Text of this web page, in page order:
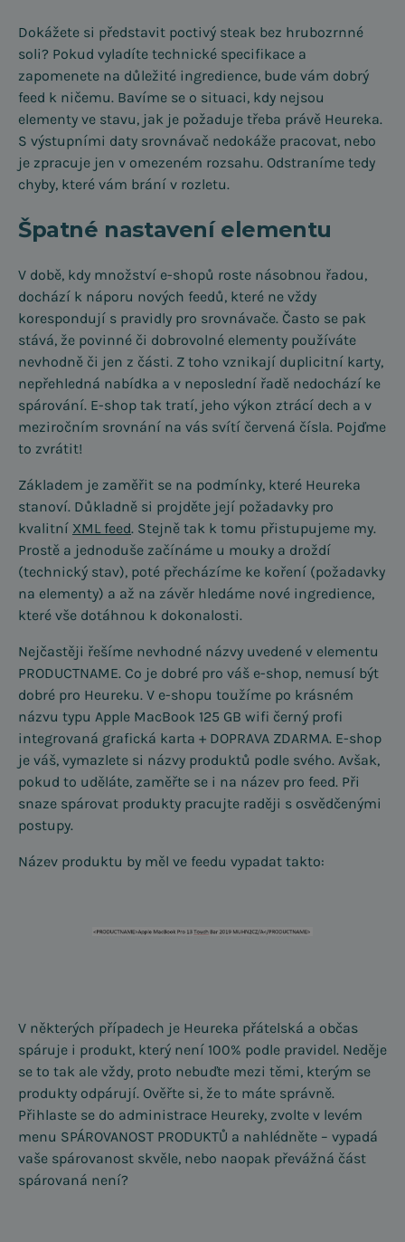
Dokážete si představit poctivý steak bez hrubozrnné
soli? Pokud vyladíte technické specifikace a
zapomenete na důležité ingredience, bude vám dobrý
feed k ničemu. Bavíme se o situaci, kdy nejsou
elementy ve stavu, jak je požaduje třeba právě Heureka.
S výstupními daty srovnávač nedokáže pracovat, nebo
je zpracuje jen v omezeném rozsahu. Odstraníme tedy
chyby, které vám brání v rozletu.
Špatné nastavení elementu
V době, kdy množství e-shopů roste násobnou řadou,
dochází k náporu nových feedů, které ne vždy
korespondují s pravidly pro srovnávače. Často se pak
stává, že povinné či dobrovolné elementy používáte
nevhodně či jen z části. Z toho vznikají duplicitní karty,
nepřehledná nabídka a v neposlední řadě nedochází ke
spárování. E-shop tak tratí, jeho výkon ztrácí dech a v
meziročním srovnání na vás svítí červená čísla. Pojďme
to zvrátit!
Základem je zaměřit se na podmínky, které Heureka
stanoví. Důkladně si projděte její požadavky pro
kvalitní XML feed. Stejně tak k tomu přistupujeme my.
Prostě a jednoduše začínáme u mouky a droždí
(technický stav), poté přecházíme ke koření (požadavky
na elementy) a až na závěr hledáme nové ingredience,
které vše dotáhnou k dokonalosti.
Nejčastěji řešíme nevhodné názvy uvedené v elementu
PRODUCTNAME. Co je dobré pro váš e-shop, nemusí být
dobré pro Heureku. V e-shopu toužíme po krásném
názvu typu Apple MacBook 125 GB wifi černý profi
integrovaná grafická karta + DOPRAVA ZDARMA. E-shop
je váš, vymazlete si názvy produktů podle svého. Avšak,
pokud to uděláte, zaměřte se i na název pro feed. Při
snaze spárovat produkty pracujte raději s osvědčenými
postupy.
Název produktu by měl ve feedu vypadat takto:
V některých případech je Heureka přátelská a občas
spáruje i produkt, který není 100% podle pravidel. Neděje
se to tak ale vždy, proto nebuďte mezi těmi, kterým se
produkty odpárují. Ověřte si, že to máte správně.
Přihlaste se do administrace Heureky, zvolte v levém
menu SPÁROVANOST PRODUKTŮ a nahlédněte – vypadá
vaše spárovanost skvěle, nebo naopak převážná část
spárovaná není?